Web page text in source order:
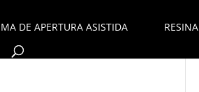
DE APERTURA ASISTIDA RESINA